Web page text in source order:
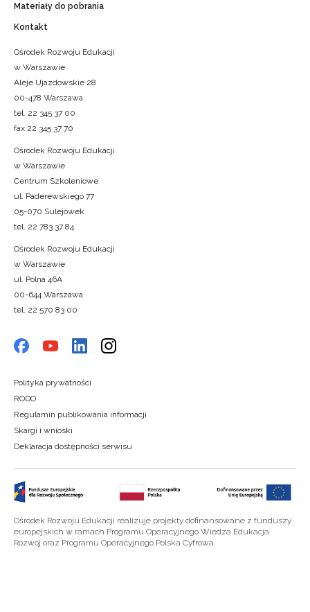
Materiały do pobrania
Kontakt
Ośrodek Rozwoju Edukacji
w Warszawie
Aleje Ujazdowskie 28
00-478 Warszawa
tel. 22 345 37 00
fax 22 345 37 70
Ośrodek Rozwoju Edukacji
w Warszawie
Centrum Szkoleniowe
ul. Paderewskiego 77
05-070 Sulejówek
tel. 22 783 37 84
Ośrodek Rozwoju Edukacji
w Warszawie
ul. Polna 46A
00-644 Warszawa
tel. 22 570 83 00
Polityka prywatności
RODO
Regulamin publikowania informacji
Skargi i wnioski
Deklaracja dostępności serwisu
Ośrodek Rozwoju Edukacji realizuje projekty dofinansowane z funduszy
europejskich w ramach Programu Operacyjnego Wiedza Edukacja
Rozwój oraz Programu Operacyjnego Polska Cyfrowa